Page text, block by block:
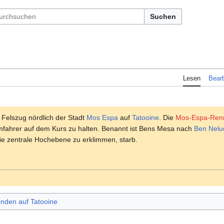
Suchen
Lesen
nördlich der Stadt Mos Espa auf Tatooine . Die Mos-Espa-
auf dem Kurs zu halten. Benannt ist Bens Mesa nach Ben
zentrale Hochebene zu erklimmen, starb.
auf Tatooine